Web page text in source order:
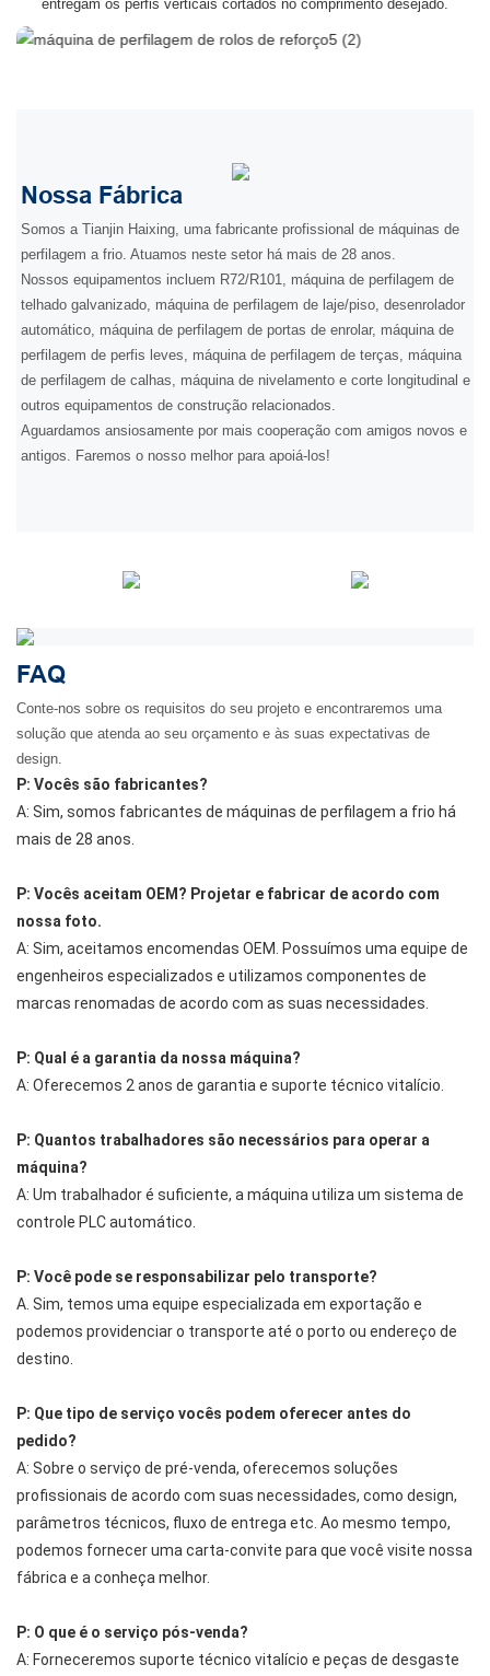
entregam os perfis verticais cortados no comprimento desejado.
Nossa Fábrica
Somos a Tianjin Haixing, uma fabricante profissional de máquinas de
perfilagem a frio. Atuamos neste setor há mais de 28 anos.
Nossos equipamentos incluem R72/R101, máquina de perfilagem de
telhado galvanizado, máquina de perfilagem de laje/piso, desenrolador
automático, máquina de perfilagem de portas de enrolar, máquina de
perfilagem de perfis leves, máquina de perfilagem de terças, máquina
de perfilagem de calhas, máquina de nivelamento e corte longitudinal e
outros equipamentos de construção relacionados.
Aguardamos ansiosamente por mais cooperação com amigos novos e
antigos. Faremos o nosso melhor para apoiá-los!
FAQ
Conte-nos sobre os requisitos do seu projeto e encontraremos uma
solução que atenda ao seu orçamento e às suas expectativas de
design.
P: Vocês são fabricantes?
A: Sim, somos fabricantes de máquinas de perfilagem a frio há
mais de 28 anos.
P: Vocês aceitam OEM? Projetar e fabricar de acordo com
nossa foto.
A: Sim, aceitamos encomendas OEM. Possuímos uma equipe de
engenheiros especializados e utilizamos componentes de
marcas renomadas de acordo com as suas necessidades.
P: Qual é a garantia da nossa máquina?
A: Oferecemos 2 anos de garantia e suporte técnico vitalício.
P: Quantos trabalhadores são necessários para operar a
máquina?
A: Um trabalhador é suficiente, a máquina utiliza um sistema de
controle PLC automático.
P: Você pode se responsabilizar pelo transporte?
A. Sim, temos uma equipe especializada em exportação e
podemos providenciar o transporte até o porto ou endereço de
destino.
P: Que tipo de serviço vocês podem oferecer antes do
pedido?
A: Sobre o serviço de pré-venda, oferecemos soluções
profissionais de acordo com suas necessidades, como design,
parâmetros técnicos, fluxo de entrega etc. Ao mesmo tempo,
podemos fornecer uma carta-convite para que você visite nossa
fábrica e a conheça melhor.
P: O que é o serviço pós-venda?
A: Forneceremos suporte técnico vitalício e peças de desgaste